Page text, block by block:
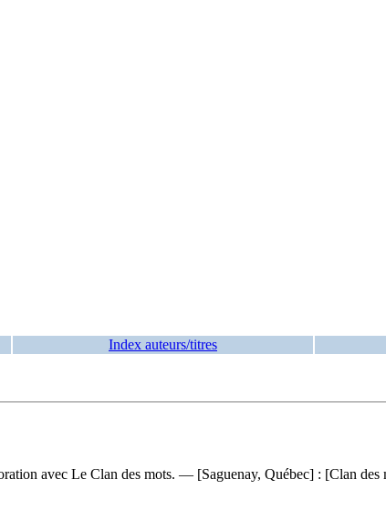
Index auteurs/titres
avec Le Clan des mots. — [Saguenay, Québec] : [Clan